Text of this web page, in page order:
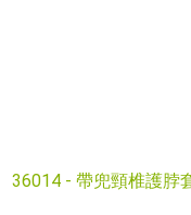
36014 - 帶兜頸椎護脖